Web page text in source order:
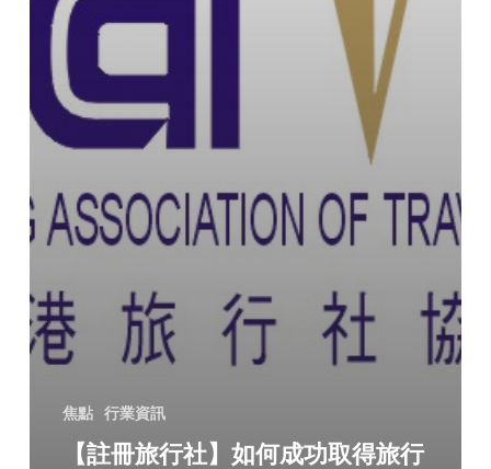
焦點 行業資訊
【註冊旅行社】如何成功取得旅行